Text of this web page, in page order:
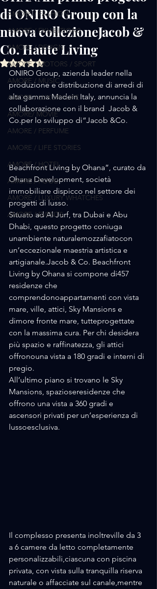
AMORE / FASHION
AMORE / EXHIBITIONS
AMORE / DESIGN
AMORE / MOTORS / SPORT
AMORE / MUSIC
AMORE / LUXURY LIFE
AMORE/ MOVIE
AMORE / PERFUME
AMORE / LIFE STORIES
AMORE / HOTEL
AMORE / FOOD
AMORE / LUXURY WHATCHES
AMORE / EVENTS
di ONIRO Group con la
nuova collezioneJacob &
Co. Haute Living
Valutazione NaN stelle su 5.
ONIRO Group, azienda leader nella
produzione e distribuzione di arredi di
alta gamma Madein Italy, annuncia la
collaborazione con il brand  Jacob &
Co.per lo sviluppo di“Jacob &Co.
Beachfront Living by Ohana”, curato da
Ohana Development, società
immobiliare dispicco nel settore dei
progetti di lusso.
Situato ad Al Jurf, tra Dubai e Abu
Dhabi, questo progetto coniuga
unambiente naturalemozzafiatocon
un’eccezionale maestria artistica e
artigianale.Jacob & Co. Beachfront
Living by Ohana si compone di457
residenze che
comprendonoappartamenti con vista
mare, ville, attici, Sky Mansions e
dimore fronte mare, tutteprogettate
con la massima cura. Per chi desidera
più spazio e raffinatezza, gli attici
offronouna vista a 180 gradi e interni di
pregio.
All’ultimo piano si trovano le Sky
Mansions, spazioseresidenze che
offrono una vista a 360 gradi e
ascensori privati per un’esperienza di
lussoesclusiva.
Il complesso presenta inoltreville da 3
a 6 camere da letto completamente
personalizzabili,ciascuna con piscina
privata, con vista sulla tranquilla riserva
naturale o affacciate sul canale,mentre